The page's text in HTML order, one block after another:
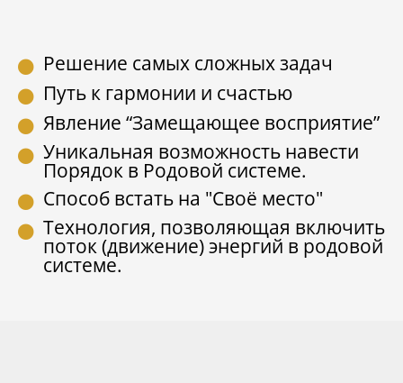
Решение самых сложных задач
Путь к гармонии и счастью
Явление “Замещающее восприятие”
Уникальная возможность навести
Порядок в Родовой системе.
Способ встать на "Своё место"
Технология, позволяющая включить
поток (движение) энергий в родовой
системе.